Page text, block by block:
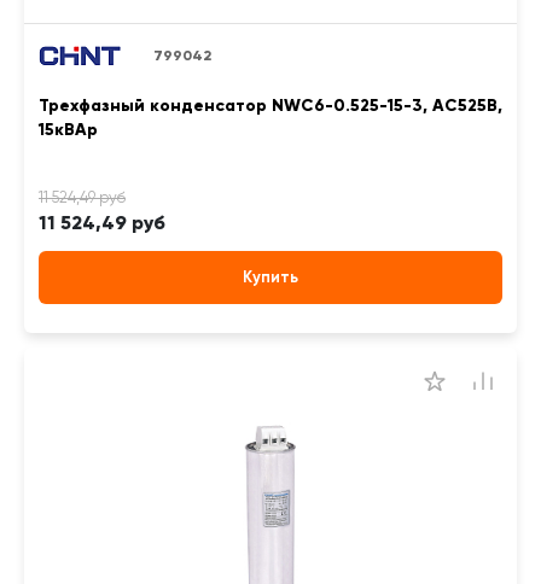
799042
Трехфазный конденсатор NWC6-0.525-15-3, АС525В,
15кВАр
11 524,49 руб
Купить